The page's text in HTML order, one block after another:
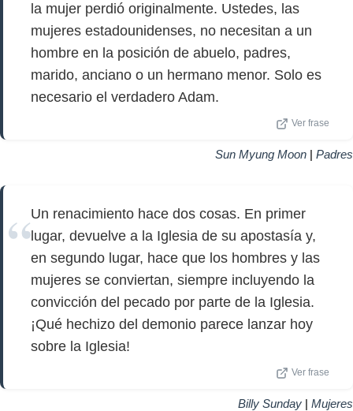
la mujer perdió originalmente. Ustedes, las
mujeres estadounidenses, no necesitan a un
hombre en la posición de abuelo, padres,
marido, anciano o un hermano menor. Solo es
necesario el verdadero Adam.
Ver frase
Sun Myung Moon | Padres
Un renacimiento hace dos cosas. En primer
lugar, devuelve a la Iglesia de su apostasía y,
en segundo lugar, hace que los hombres y las
mujeres se conviertan, siempre incluyendo la
convicción del pecado por parte de la Iglesia.
¡Qué hechizo del demonio parece lanzar hoy
sobre la Iglesia!
Ver frase
Billy Sunday | Mujeres